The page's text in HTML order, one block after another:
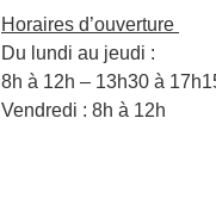
Horaires d’ouverture
Du lundi au jeudi :
8h à 12h – 13h30 à
Vendredi : 8h à 12h